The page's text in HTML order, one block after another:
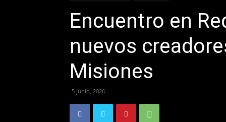
Encuentro en
nuevos
Misiones
5 junio, 2026